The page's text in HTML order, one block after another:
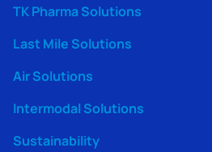
TK Pharma Solutions
Last Mile Solutions
Air Solutions
Intermodal Solutions
Sustainability